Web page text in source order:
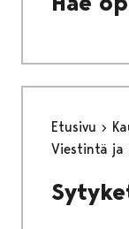
Etusivu
Viestintä ja